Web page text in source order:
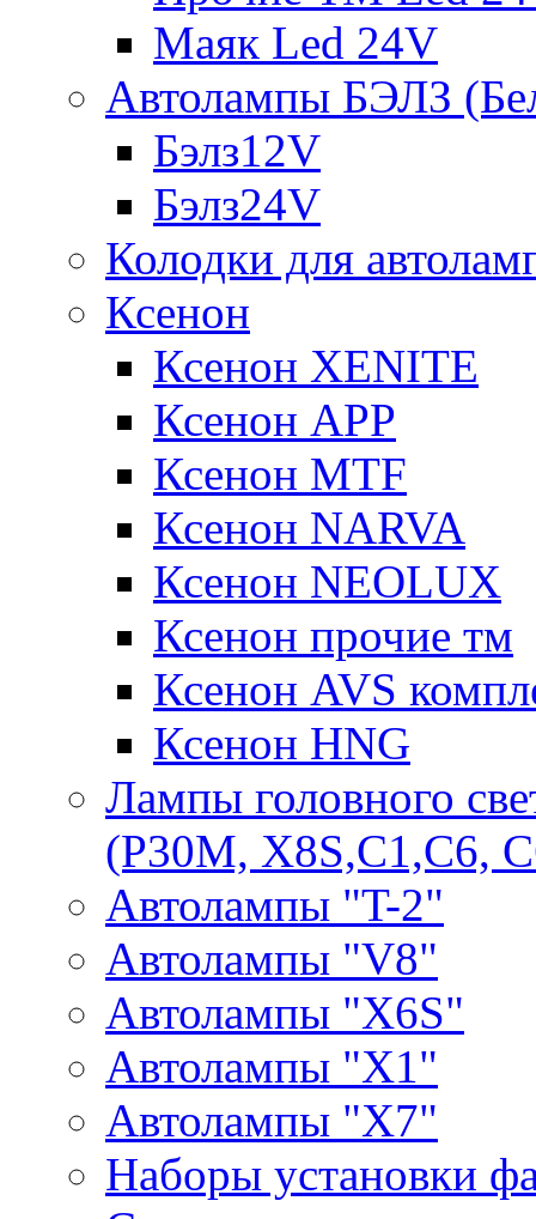
Маяк Led 24V
Автолампы БЭЛЗ
Бэлз12V
Бэлз24V
Колодки для
Ксенон
Ксенон XENITE
Ксенон APP
Ксенон MTF
Ксенон NARVA
Ксенон NEOLUX
Ксенон прочие тм
Ксенон AVS
Ксенон HNG
Лампы головного
(P30M, X8S,С1,С6,
Автолампы "T-2"
Автолампы "V8"
Автолампы "X6S"
Автолампы "Х1"
Автолампы "Х7"
Наборы установки